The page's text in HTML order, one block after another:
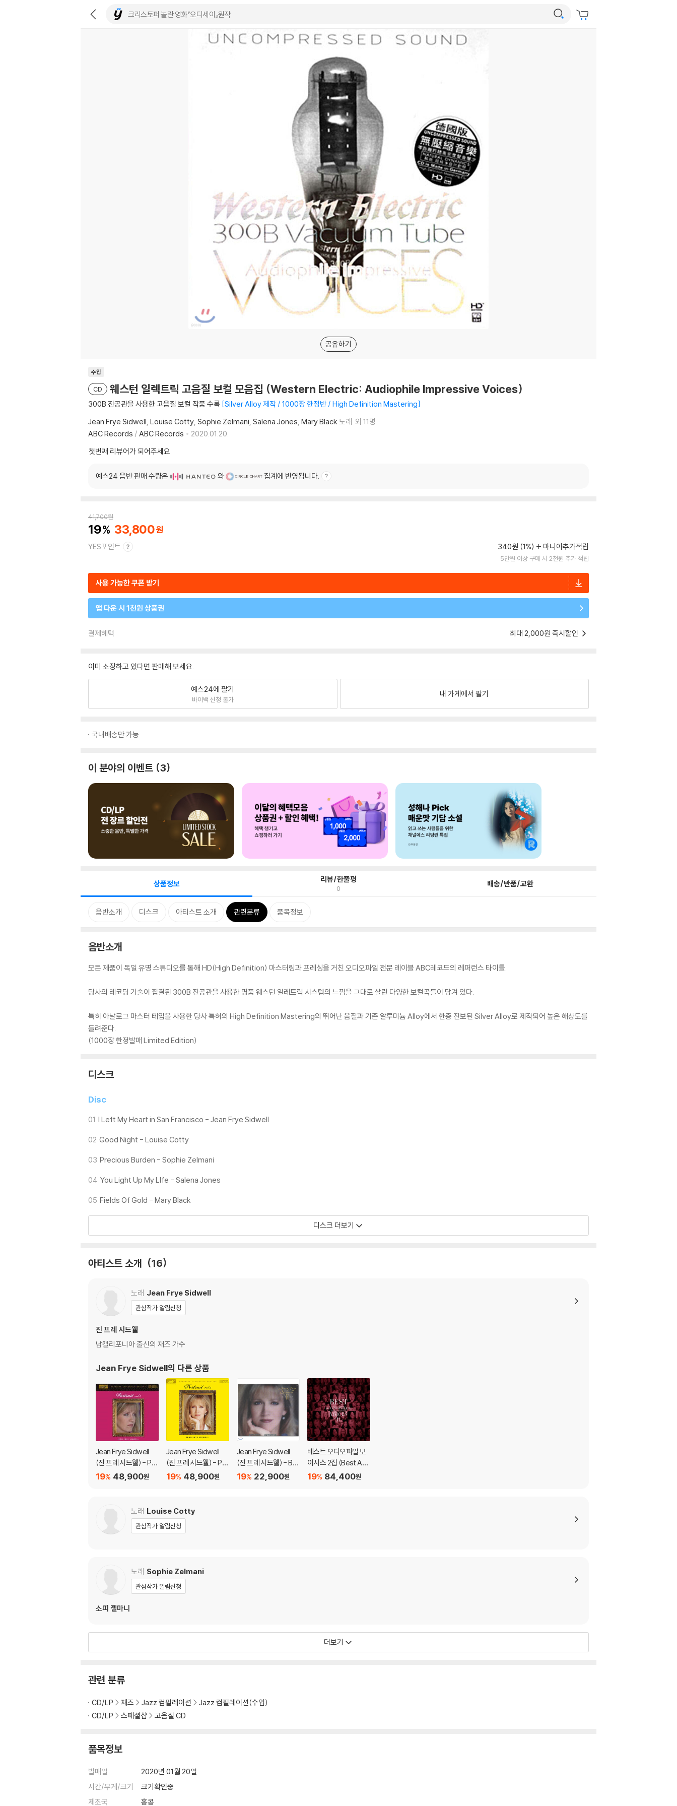
공유하기
수입
CD 웨스턴 일렉트릭 고음질 보컬 모음집 (Western Electric: Audiophile lmpressive Voices)
300B 진공관을 사용한 고음질 보컬 작품 수록 Silver Alloy 제작 / 1000장 한정반 / High Definition Mastering
Jean Frye Sidwell Louise Cotty Sophie Zelmani Salena Jones Mary Black노래 외 11명
ABC Records / ABC Records
2020.01.20.
첫번째 리뷰어가 되어주세요
예스24 음반 판매 수량은 와 집계에 반영됩니다.
41,700원
19 33,800
YES포인트 340원 (1%) 마니아추가적립
5만원 이상 구매 시 2천원 추가 적립
사용 가능한 쿠폰 받기
앱 다운 시 1천원 상품권
결제혜택 최대 2,000원 즉시할인
이미 소장하고 있다면 판매해 보세요.
예스24에 팔기
바이백 신청 불가
내 가게에서 팔기
국내배송만 가능
이 분야의 이벤트 3
상품정보 리뷰/한줄평
0 배송/반품/교환
음반소개 디스크 아티스트 소개 관련분류 품목정보
음반소개
모든 제품이 독일 유명 스튜디오를 통해 HD(High Definition) 마스터링과 프레싱을 거친 오디오파일 전문 레이블 ABC레코드의 레퍼런스 타이틀.
당사의 레코딩 기술이 집결된 300B 진공관을 사용한 명품 웨스턴 일레트릭 시스템의 느낌을 그대로 살린 다양한 보컬곡들이 담겨 있다.
특히 아날로그 마스터 테입을 사용한 당사 특허의 High Definition Mastering의 뛰어난 음질과 기존 알루미늄 Alloy에서 한층 진보된 Silver Alloy로 제작되어 높은 해상도를
들려준다.
(1000장 한정발매 Limited Edition)
디스크
Disc
01 I Left My Heart in San Francisco - Jean Frye Sidwell
02 Good Night - Louise Cotty
03 Precious Burden - Sophie Zelmani
04 You Light Up My LIfe - Salena Jones
05 Fields Of Gold - Mary Black
디스크 더보기
아티스트 소개 16
노래 Jean Frye Sidwell
관심작가 알림신청
진 프레 시드웰
남캘리포니아 출신의 재즈 가수
Jean Frye Sidwell의 다른 상품
Jean Frye Sidwell
(진 프레 시드웰) - Por
trait Vol.348,900원
19%
Jean Frye Sidwell
(진 프레 시드웰) - Por
trait Vol.248,900원
19%
Jean Frye Sidwell
(진 프레 시드웰) - Be
st of Jean Frye Sidw
22,900원
19%
베스트 오디오파일 보
이시스 2집 (Best Aud
iophile Voices Vol. 2)
84,400원
19%
노래 Louise Cotty
관심작가 알림신청
노래 Sophie Zelmani
관심작가 알림신청
소피 젤마니
더보기
관련 분류
CD/LP 재즈 Jazz 컴필레이션
Jazz 컴필레이션(수입)
CD/LP
스페셜샵 고음질 CD
품목정보
발매일
2020년 01월 20일
시간/무게/크기
크기확인중
제조국
홍콩